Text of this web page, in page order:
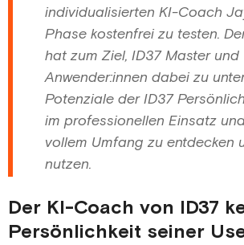
individualisierten KI-Coach
Phase kostenfrei zu testen.
hat zum Ziel, ID37 Master und
Anwender:innen dabei zu
Potenziale der ID37
im professionellen Einsatz
vollem Umfang zu entdecken
nutzen.
Der KI-Coach von ID37
Persönlichkeit seiner